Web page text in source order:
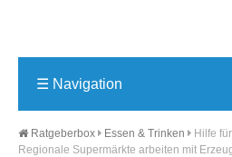
☰ Navigation
Ratgeberbox Essen & Trinken
Hilfe
Regionale Supermärkte arbeiten mit